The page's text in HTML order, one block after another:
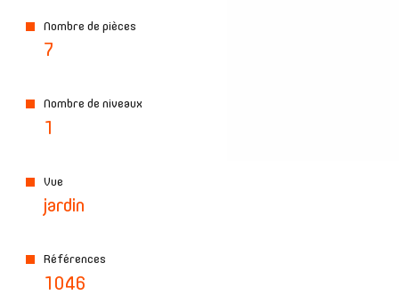
Nombre de pièces
7
Nombre de niveaux
1
Vue
jardin
Références
1046